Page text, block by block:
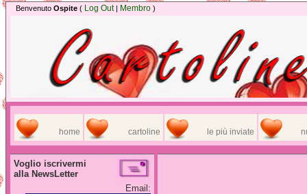
Benvenuto Ospite ( Log Out| Membro )
home cartoline le più inviate
Voglio iscrivermi
alla NewsLetter
Email: